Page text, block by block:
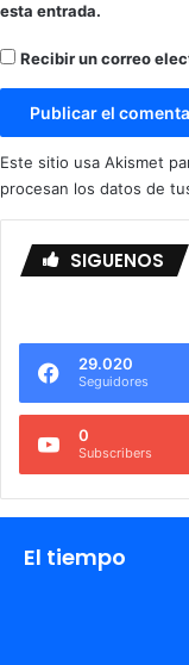
esta entrada.
Recibir un correo
Este sitio usa Akismet
procesan los datos de
SIGUENOS
29.020
Seguidores
0
Subscribers
El tiempo